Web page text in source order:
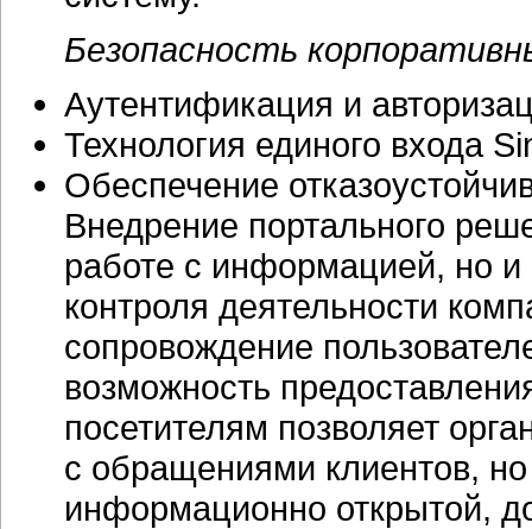
Безопасность
Аутентификация и
Технология единого входа
Обеспечение
Внедрение портального
работе с информацией, но и
контроля деятельности
сопровождение
возможность
посетителям позволяет
с обращениями клиентов,
информационно открытой,